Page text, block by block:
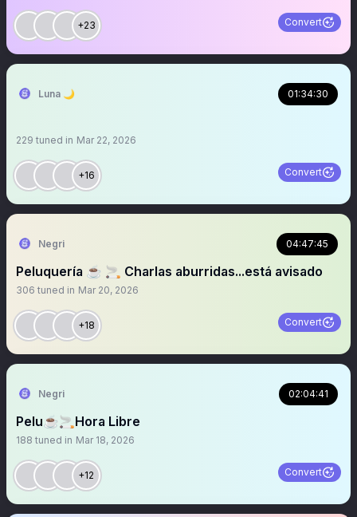
+23 Convert
Luna 🌙 01:34:30
229 tuned in Mar 22, 2026
+16 Convert
Negri 04:47:45
Peluquería ☕️ 🚬 Charlas aburridas...está avisado
306 tuned in Mar 20, 2026
+18 Convert
Negri 02:04:41
Pelu☕️🚬Hora Libre
188 tuned in Mar 18, 2026
+12 Convert